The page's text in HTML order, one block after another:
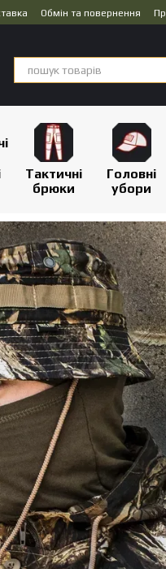
Обмін та повернення
Тактичні
брюки
Головні
убори